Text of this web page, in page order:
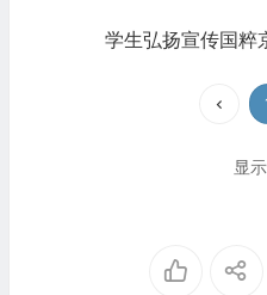
学生弘扬宣传国粹
显